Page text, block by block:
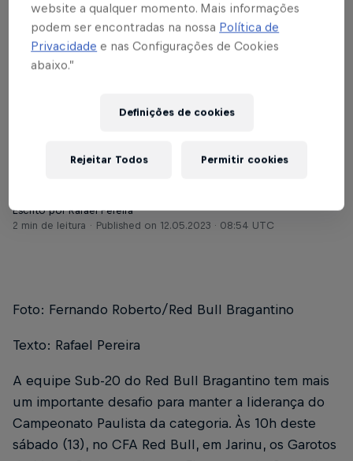
BASE MASCULINA
Sub-20 do Braga
Guarulhos pelo
Paulistão da categoria
Escrito por Rafael Pereira
2 min de leitura
Published on 12.05.2023 · 08:54 UTC
Foto: Fernando Roberto/Red Bull Bragantino
Texto: Rafael Pereira
A equipe Sub-20 do Red Bull Bragantino tem mais
um importante desafio para manter a liderança do
Campeonato Paulista da categoria. Às 10h deste
sábado (13), no CFA Red Bull, em Jarinu, os Garotos
website a qualquer momento. Mais informações
podem ser encontradas na nossa Política de
Privacidade e nas Configurações de Cookies
abaixo.”
Definições de cookies
Rejeitar Todos Permitir cookies